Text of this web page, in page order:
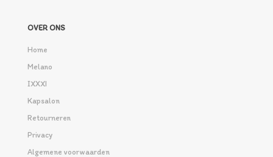
OVER ONS
Home
Melano
IXXXI
Kapsalon
Retourneren
Privacy
Algemene voorwaarden